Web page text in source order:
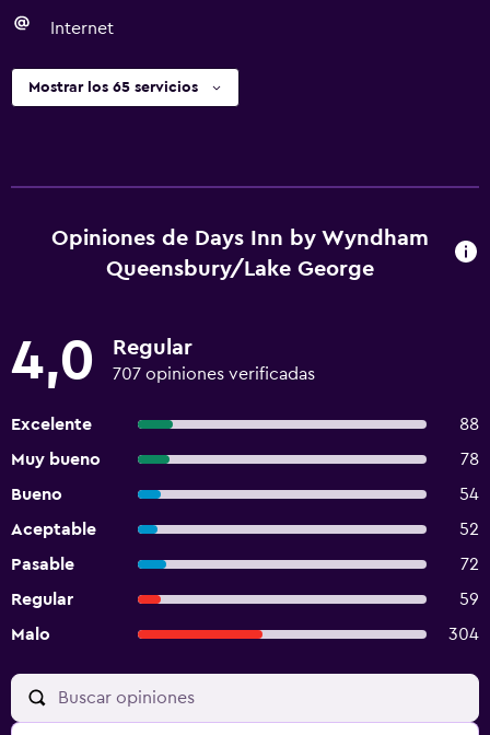
Internet
Mostrar los 65 servicios
Opiniones de Days Inn by Wyndham
Queensbury/Lake George
4,0 Regular
707 opiniones verificadas
Excelente
88
Muy bueno
78
Bueno
54
Aceptable
52
Pasable
72
Regular
59
Malo
304